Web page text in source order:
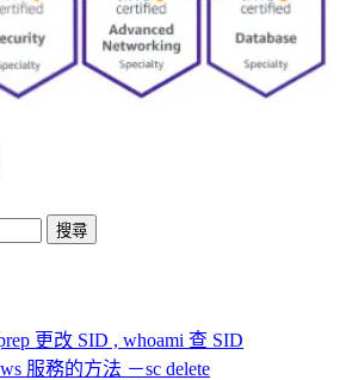
更改 SID , whoami 查 SID
服務的方法 －sc delete